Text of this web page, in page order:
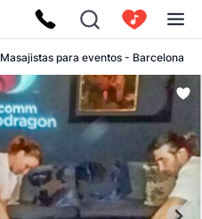
Masajistas para eventos - Barcelona